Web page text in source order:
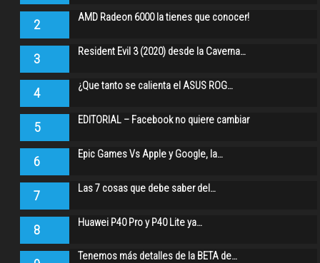
2 AMD Radeon 6000 la tienes que conocer!
3 Resident Evil 3 (2020) desde la Caverna…
4 ¿Que tanto se calienta el ASUS ROG…
5 EDITORIAL – Facebook no quiere cambiar
6 Epic Games Vs Apple y Google, la…
7 Las 7 cosas que debe saber del…
8 Huawei P40 Pro y P40 Lite ya…
Tenemos más detalles de la BETA de…